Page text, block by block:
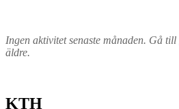
Ingen aktivitet senaste månaden. Gå till
äldre.
KTH